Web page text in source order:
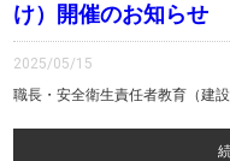
け）開催のお知らせ
2025/05/15
職長・安全衛生責任者教育（建